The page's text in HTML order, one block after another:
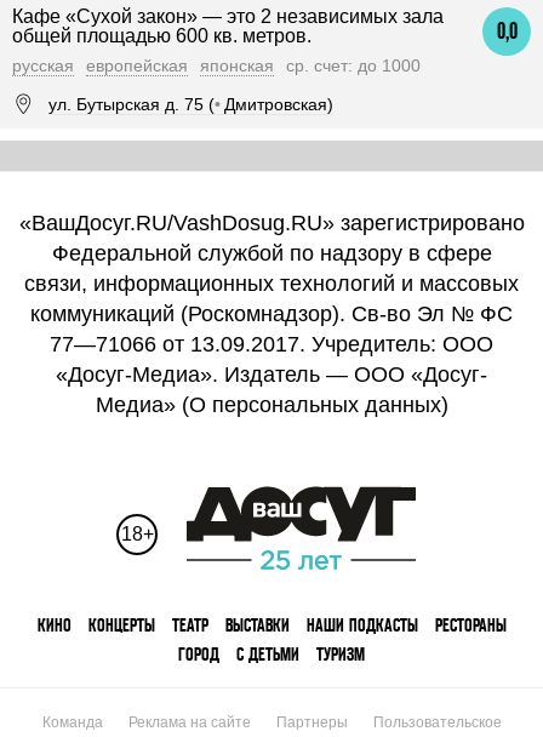
0,0
Кафе «Сухой закон» — это 2 независимых зала
общей площадью 600 кв. метров.
русская европейская японская
ср. счет: до 1000
ул. Бутырская д. 75 (• Дмитровская)
«ВашДосуг.RU/VashDosug.RU» зарегистрировано
Федеральной службой по надзору в сфере
связи, информационных технологий и массовых
коммуникаций (Роскомнадзор). Св-во Эл № ФС
77—71066 от 13.09.2017. Учредитель: ООО
«Досуг-Медиа». Издатель — ООО «Досуг-
Медиа» (О персональных данных)
18+
КИНО КОНЦЕРТЫ ТЕАТР ВЫСТАВКИ НАШИ ПОДКАСТЫ
РЕСТОРАНЫ
ГОРОД
С ДЕТЬМИ ТУРИЗМ
Команда Реклама на сайте Партнеры Пользовательское